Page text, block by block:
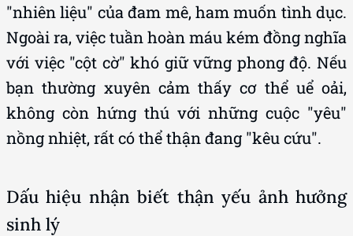
"nhiên liệu" của đam mê, ham muốn tình dục.
Ngoài ra, việc tuần hoàn máu kém đồng nghĩa
với việc "cột cờ" khó giữ vững phong độ. Nếu
bạn thường xuyên cảm thấy cơ thể uể oải,
không còn hứng thú với những cuộc "yêu"
nồng nhiệt, rất có thể thận đang "kêu cứu".
Dấu hiệu nhận biết thận yếu ảnh hưởng
sinh lý